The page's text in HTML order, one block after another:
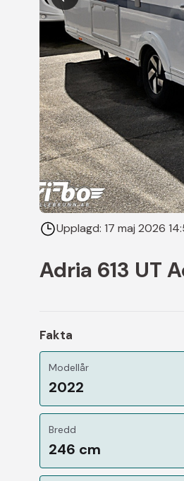
Upplagd: 17 maj 2026
Adria 613 UT
Fakta
Modellår
2022
Bredd
246 cm